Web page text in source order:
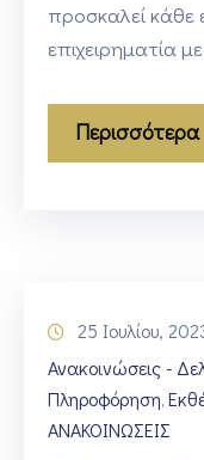
προσκαλεί
επιχειρηματία
Περισσότερα
25 Ιουλίου,
Ανακοινώσεις -
Πληροφόρηση‚
ΑΝΑΚΟΙΝΩΣΕΙΣ